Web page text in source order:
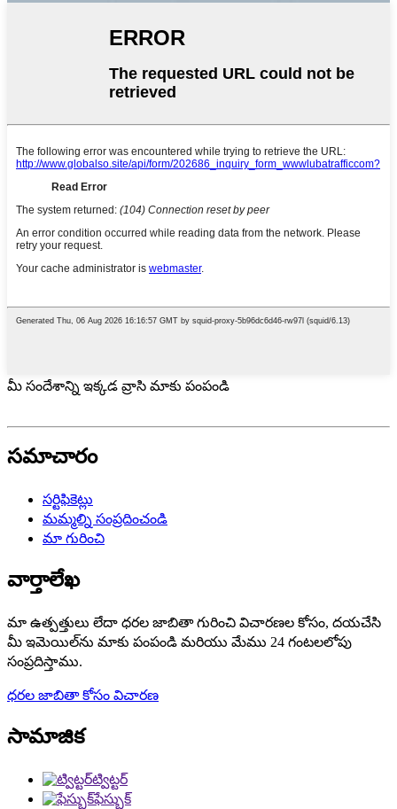
మీ సందేశాన్ని ఇక్కడ వ్రాసి మాకు పంపండి
సమాచారం
సర్టిఫికెట్లు
మమ్మల్ని సంప్రదించండి
మా గురించి
వార్తాలేఖ
మా ఉత్పత్తులు లేదా ధరల జాబితా గురించి విచారణల కోసం, దయచేసి
మీ ఇమెయిల్‌ను మాకు పంపండి మరియు మేము 24 గంటలలోపు
సంప్రదిస్తాము.
ధరల జాబితా కోసం విచారణ
సామాజిక
ట్విట్టర్
ఫేస్బుక్